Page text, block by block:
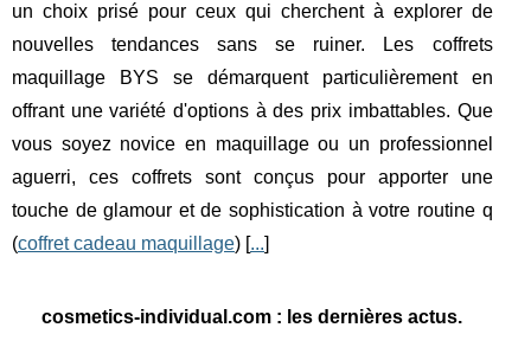
un choix prisé pour ceux qui cherchent à explorer de
nouvelles tendances sans se ruiner. Les coffrets
maquillage BYS se démarquent particulièrement en
offrant une variété d'options à des prix imbattables. Que
vous soyez novice en maquillage ou un professionnel
aguerri, ces coffrets sont conçus pour apporter une
touche de glamour et de sophistication à votre routine q
(coffret cadeau maquillage) [...]
cosmetics-individual.com : les dernières actus.